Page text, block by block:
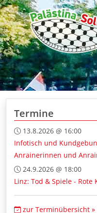
Termine
13.8.2026 @ 16:00
Infotisch und
Anrainerinnen und
24.9.2026 @ 18:00
Linz: Tod & Spiele -
zur Terminübersicht »